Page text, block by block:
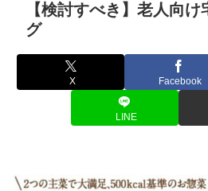
【検討すべき】老人向
グ
X Facebook
LINE